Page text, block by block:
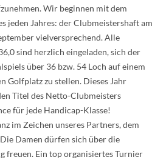
Wir beginnen mit dem
jeden Jahres: der Clubmeistershaft am
vielversprechend. Alle
sind herzlich eingeladen, sich der
über 36 bzw. 54 Loch auf einem
Golfplatz zu stellen. Dieses Jahr
Titel des Netto-Clubmeisters
für jede Handicap-Klasse!
im Zeichen unseres Partners, dem
Damen dürfen sich über die
freuen. Ein top organisiertes Turnier